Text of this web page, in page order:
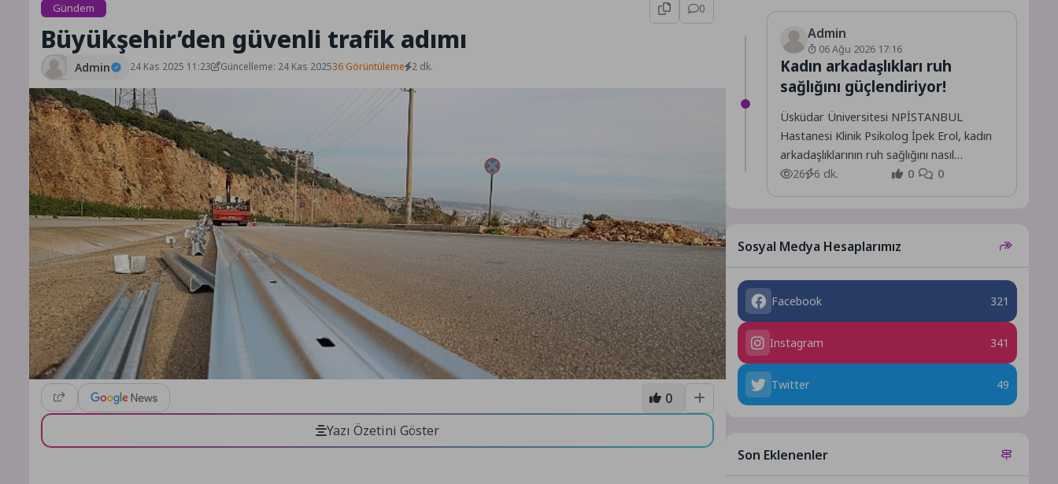
Gündem 0
Büyükşehir’den güvenli trafik adımı
Admin 24 Kas 2025 11:23 Güncelleme: 24 Kas 202536 Görüntüleme 2 dk.
0
Yazı Özetini Göster
Admin
06 Ağu 2026 17:16
Kadın arkadaşlıkları ruh
sağlığını güçlendiriyor!
Üsküdar Üniversitesi NPİSTANBUL
Hastanesi Klinik Psikolog İpek Erol, kadın
arkadaşlıklarının ruh sağlığını nasıl
etkilediği, sağlıklı arkadaşlıklar ile sağlıksız
ilişkilerin ve...
26 6 dk. 0 0
Sosyal Medya Hesaplarımız
Facebook 321
Instagram 341
Twitter 49
Son Eklenenler